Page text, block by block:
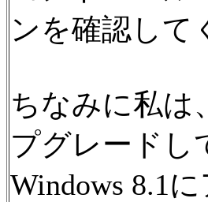
ンを確認して
ちなみに私は
プグレードし
Windows 8.1